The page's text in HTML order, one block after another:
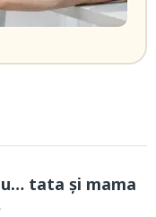
tata și mama